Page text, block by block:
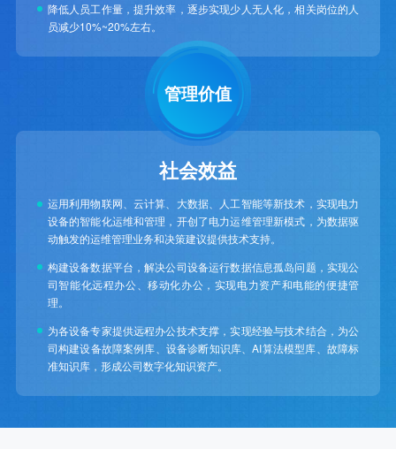
降低人员工作量，提升效率，逐步实现少人无人化，相关岗位的人
员减少10%~20%左右。
管理价值
社会效益
运用利用物联网、云计算、大数据、人工智能等新技术，实现电力
设备的智能化运维和管理，开创了电力运维管理新模式，为数据驱
动触发的运维管理业务和决策建议提供技术支持。
构建设备数据平台，解决公司设备运行数据信息孤岛问题，实现公
司智能化远程办公、移动化办公，实现电力资产和电能的便捷管
理。
为各设备专家提供远程办公技术支撑，实现经验与技术结合，为公
司构建设备故障案例库、设备诊断知识库、AI算法模型库、故障标
准知识库，形成公司数字化知识资产。